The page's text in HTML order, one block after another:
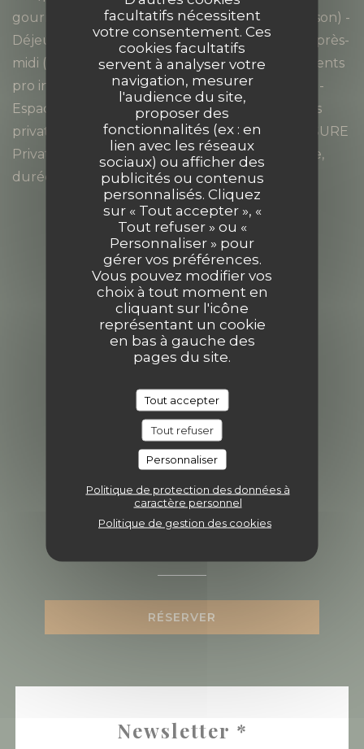
facultatifs nécessitent
votre consentement. Ces
cookies facultatifs
servent à analyser votre
navigation, mesurer
l'audience du site,
proposer des
fonctionnalités (ex : en
lien avec les réseaux
sociaux) ou afficher des
publicités ou contenus
personnalisés. Cliquez
sur « Tout accepter », «
Tout refuser » ou «
Personnaliser » pour
gérer vos préférences.
Vous pouvez modifier vos
choix à tout moment en
cliquant sur l'icône
représentant un cookie
en bas à gauche des
pages du site.
Tout accepter
Tout refuser
Personnaliser
Politique de protection des données à
caractère personnel
Politique de gestion des cookies
gourmande matin (boissons + viennoiseries maison) -
Déjeuner Menu Groupe - Pause gourmande après-
midi (boissons + mignardises maison) - Équipements
pro inclus (vidéoprojecteur, paperboard, Wi-Fi) -
Espace extérieur privatisé et clôturé - Sanitaires
privatifs et espaces de détente DEVIS SUR MESURE
Privatisation partielle ou totale · Tarif selon date,
durée et prestations souhaitées.
Accès/Contact
121 ALLEE DE GRANDE CROIX 69280
Marcy l etoile((ouvre une
04 81 65 36 57
Facebook ((ouvre une
Instagram ((ouvre
Nous contacter
RÉSERVER
Newsletter *